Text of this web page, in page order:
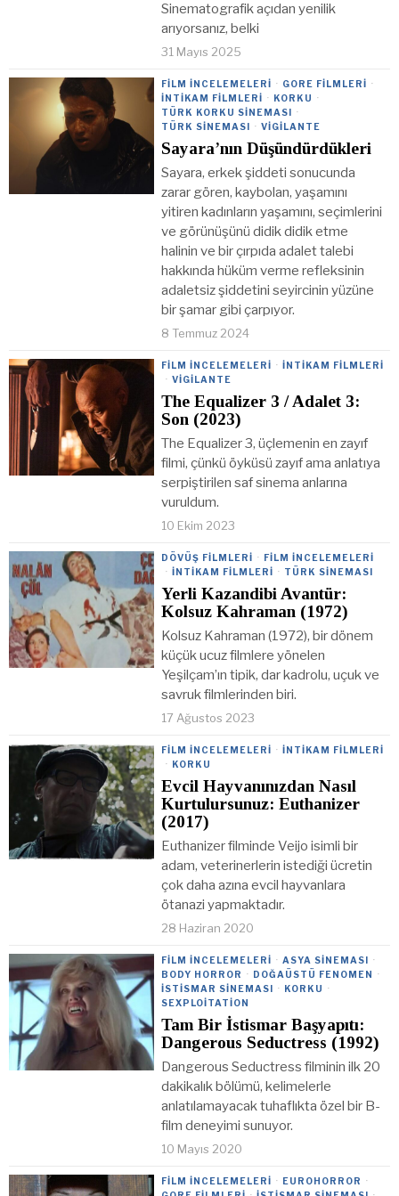
Sinematografik açıdan yenilik
arıyorsanız, belki
31 Mayıs 2025
FILM İNCELEMELERI · GORE FILMLERI ·
İNTIKAM FILMLERI · KORKU ·
TÜRK KORKU SINEMASI ·
TÜRK SINEMASI · VIGILANTE
Sayara’nın Düşündürdükleri
Sayara, erkek şiddeti sonucunda
zarar gören, kaybolan, yaşamını
yitiren kadınların yaşamını, seçimlerini
ve görünüşünü didik didik etme
halinin ve bir çırpıda adalet talebi
hakkında hüküm verme refleksinin
adaletsiz şiddetini seyircinin yüzüne
bir şamar gibi çarpıyor.
8 Temmuz 2024
FILM İNCELEMELERI · İNTIKAM FILMLERI
· VIGILANTE
The Equalizer 3 / Adalet 3:
Son (2023)
The Equalizer 3, üçlemenin en zayıf
filmi, çünkü öyküsü zayıf ama anlatıya
serpiştirilen saf sinema anlarına
vuruldum.
10 Ekim 2023
DÖVÜŞ FILMLERI · FILM İNCELEMELERI
· İNTIKAM FILMLERI · TÜRK SINEMASI
Yerli Kazandibi Avantür:
Kolsuz Kahraman (1972)
Kolsuz Kahraman (1972), bir dönem
küçük ucuz filmlere yönelen
Yeşilçam’ın tipik, dar kadrolu, uçuk ve
savruk filmlerinden biri.
17 Ağustos 2023
FILM İNCELEMELERI · İNTIKAM FILMLERI
· KORKU
Evcil Hayvanınızdan Nasıl
Kurtulursunuz: Euthanizer
(2017)
Euthanizer filminde Veijo isimli bir
adam, veterinerlerin istediği ücretin
çok daha azına evcil hayvanlara
ötanazi yapmaktadır.
28 Haziran 2020
FILM İNCELEMELERI · ASYA SINEMASI ·
BODY HORROR · DOĞAÜSTÜ FENOMEN ·
İSTISMAR SINEMASI · KORKU ·
SEXPLOITATION
Tam Bir İstismar Başyapıtı:
Dangerous Seductress (1992)
Dangerous Seductress filminin ilk 20
dakikalık bölümü, kelimelerle
anlatılamayacak tuhaflıkta özel bir B-
film deneyimi sunuyor.
10 Mayıs 2020
FILM İNCELEMELERI · EUROHORROR ·